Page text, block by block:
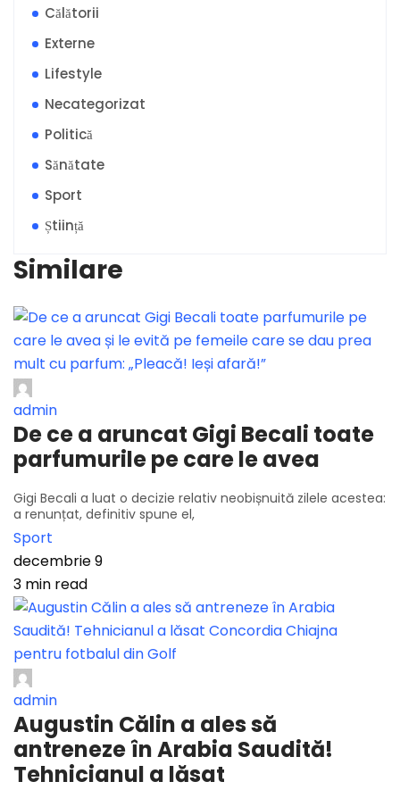
Călătorii
Externe
Lifestyle
Necategorizat
Politică
Sănătate
Sport
Știință
Similare
admin
De ce a aruncat Gigi Becali toate
parfumurile pe care le avea
Gigi Becali a luat o decizie relativ neobișnuită zilele acestea:
a renunțat, definitiv spune el,
Sport
decembrie 9
3 min read
admin
Augustin Călin a ales să
antreneze în Arabia Saudită!
Tehnicianul a lăsat